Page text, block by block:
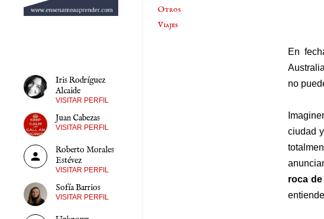
Otros
Viajes
En
no
ciudad
roca
Iris Rodríguez
Alcaide
VISITAR PERFIL
Juan Cabezas
VISITAR PERFIL
Roberto Morales
Estévez
VISITAR PERFIL
Sofía Barrios
VISITAR PERFIL